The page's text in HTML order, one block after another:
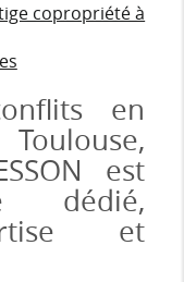
copropriété à
en
est
dédié,
et